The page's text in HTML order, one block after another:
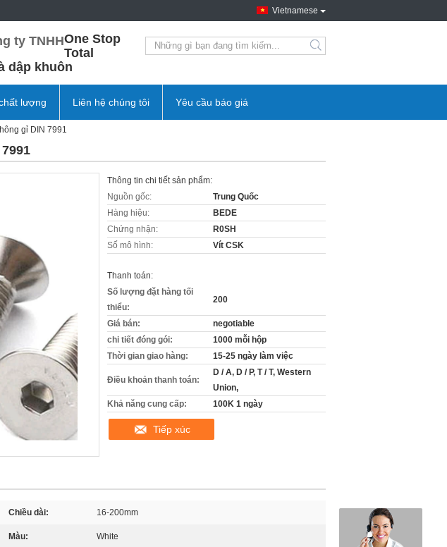
Vietnamese
ty TNHHOne Stop
Total
dập khuôn
lượng Liên hệ chúng tôi Yêu cầu báo giá
gỉ DIN 7991
Thông tin chi tiết sản phẩm:
Nguồn gốc:
Trung Quốc
Hàng hiệu:
BEDE
Chứng nhận:
R0SH
Số mô hình:
Vít CSK
Thanh toán:
Số lượng đặt hàng tối
thiểu:
200
Giá bán:
negotiable
chi tiết đóng gói:
1000 mỗi hộp
Thời gian giao hàng:
15-25 ngày làm việc
Điều khoản thanh toán:
D / A, D / P, T / T, Western
Union,
Khả năng cung cấp:
100K 1 ngày
Tiếp xúc
Chiều dài: 16-200mm
Màu: White